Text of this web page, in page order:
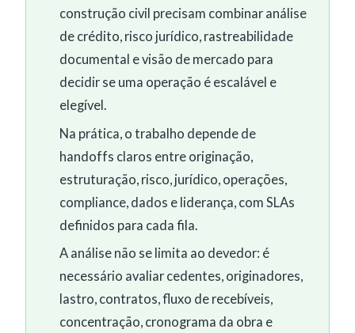
construção civil precisam combinar análise
de crédito, risco jurídico, rastreabilidade
documental e visão de mercado para
decidir se uma operação é escalável e
elegível.
Na prática, o trabalho depende de
handoffs claros entre originação,
estruturação, risco, jurídico, operações,
compliance, dados e liderança, com SLAs
definidos para cada fila.
A análise não se limita ao devedor: é
necessário avaliar cedentes, originadores,
lastro, contratos, fluxo de recebíveis,
concentração, cronograma da obra e